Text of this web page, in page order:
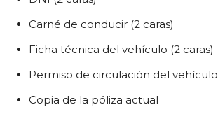
Carné de conducir (2 caras)
Ficha técnica del vehículo (2 caras)
Permiso de circulación del vehículo
Copia de la póliza actual